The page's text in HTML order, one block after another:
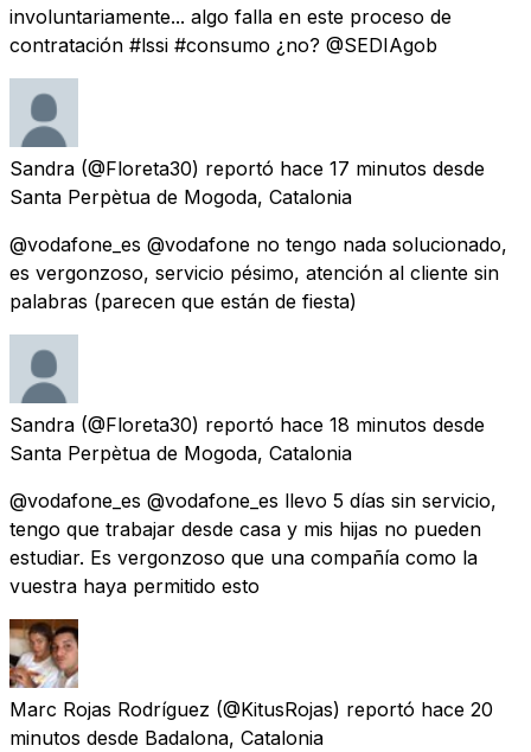
involuntariamente... algo falla en este proceso de
contratación #lssi #consumo ¿no? @SEDIAgob
Sandra (@Floreta30) reportó hace 17 minutos desde
Santa Perpètua de Mogoda, Catalonia
@vodafone_es @vodafone no tengo nada solucionado,
es vergonzoso, servicio pésimo, atención al cliente sin
palabras (parecen que están de fiesta)
Sandra (@Floreta30) reportó hace 18 minutos desde
Santa Perpètua de Mogoda, Catalonia
@vodafone_es @vodafone_es llevo 5 días sin servicio,
tengo que trabajar desde casa y mis hijas no pueden
estudiar. Es vergonzoso que una compañía como la
vuestra haya permitido esto
Marc Rojas Rodríguez (@KitusRojas) reportó hace 20
minutos desde Badalona, Catalonia